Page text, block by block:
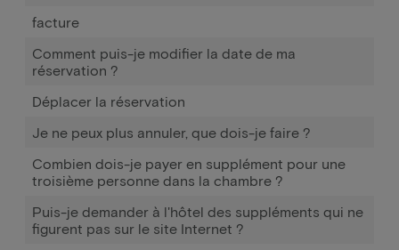
facture
Comment puis-je modifier la date de ma
réservation ?
Déplacer la réservation
Je ne peux plus annuler, que dois-je faire ?
Combien dois-je payer en supplément pour une
troisième personne dans la chambre ?
Puis-je demander à l'hôtel des suppléments qui ne
figurent pas sur le site Internet ?